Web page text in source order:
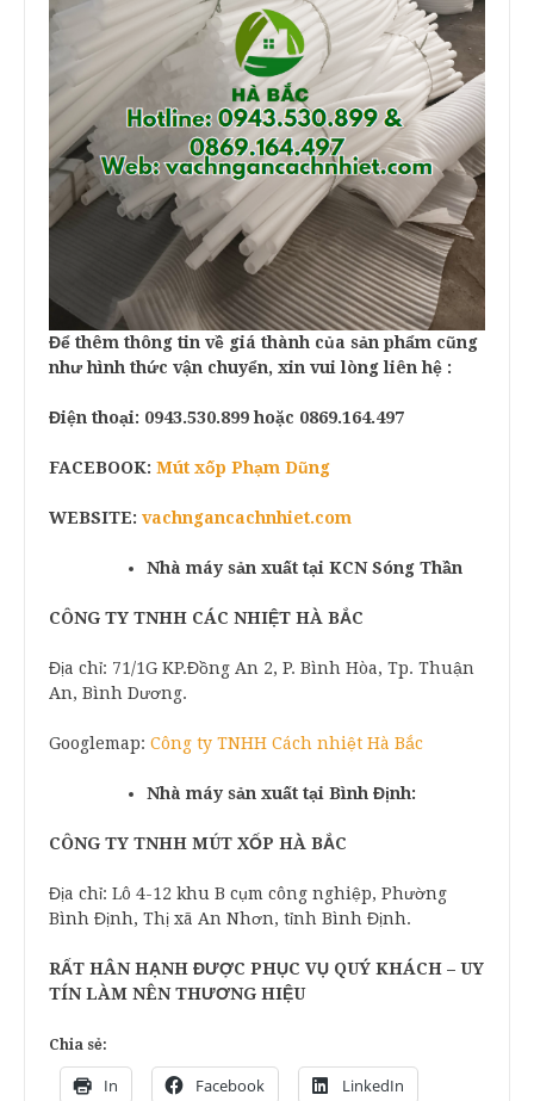
Để thêm thông tin về giá thành của sản phẩm cũng
như hình thức vận chuyển, xin vui lòng liên hệ :
Điện thoại: 0943.530.899hoặc 0869.164.497
FACEBOOK: Mút xốp Phạm Dũng
WEBSITE: vachngancachnhiet.com
Nhà máy sản xuất tại KCN Sóng Thần
CÔNG TY TNHH CÁC NHIỆT HÀ BẮC
Địa chỉ: 71/1G KP.Đồng An 2, P. Bình Hòa, Tp. Thuận
An, Bình Dương.
Googlemap: Công ty TNHH Cách nhiệt Hà Bắc
Nhà máy sản xuất tại Bình Định:
CÔNG TY TNHH MÚT XỐP HÀ BẮC
Địa chỉ: Lô 4-12 khu B cụm công nghiệp, Phường
Bình Định, Thị xã An Nhơn, tỉnh Bình Định.
RẤT HÂN HẠNH ĐƯỢC PHỤC VỤ QUÝ KHÁCH – UY
TÍN LÀM NÊN THƯƠNG HIỆU
Chia sẻ:
In Facebook LinkedIn